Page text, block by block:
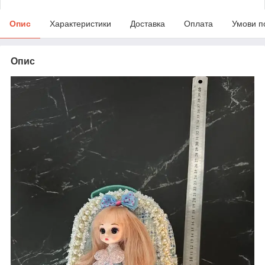
Опис Характеристики Доставка Оплата Умови
Опис